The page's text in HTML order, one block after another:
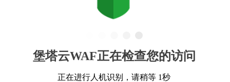
堡塔云WAF正在检查您的访问
正在进行人机识别，请稍等 1秒